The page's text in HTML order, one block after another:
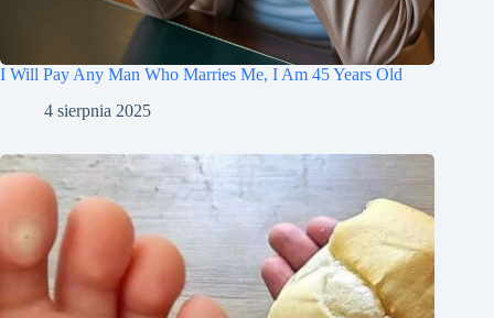
I Will Pay Any Man Who Marries Me, I Am 45 Years Old
4 sierpnia 2025